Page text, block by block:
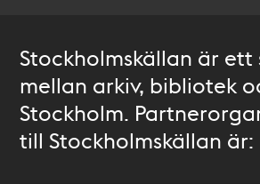
Stockholmskällan är
mellan arkiv, bibliotek
Stockholm.
till Stockholmskällan är: